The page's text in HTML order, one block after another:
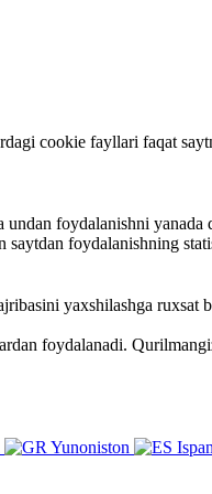
cookie fayllari faqat
foydalanishni
foydalanishning
yaxshilashga ruxsat
foydalanadi.
Yunoniston